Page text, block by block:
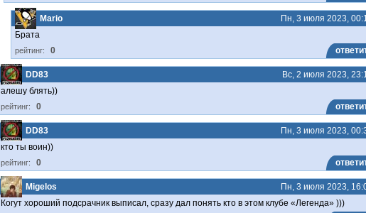
Mario
Пн, 3 июля 2023,
Брата
рейтинг: 0
DD83
Вс, 2 июля 2023,
алешу блять))
рейтинг: 0
DD83
Пн, 3 июля 2023,
кто ты воин))
рейтинг: 0
Migelos
Пн, 3 июля 2023,
Когут хороший подсрачник выписал, сразу дал понять кто в этом клубе «Легенда» )))